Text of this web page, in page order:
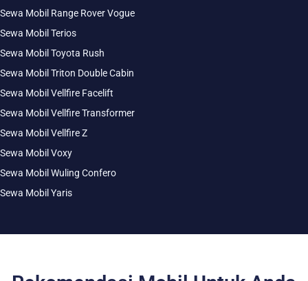
Sewa Mobil Range Rover Vogue
Sewa Mobil Terios
Sewa Mobil Toyota Rush
Sewa Mobil Triton Double Cabin
Sewa Mobil Vellfire Facelift
Sewa Mobil Vellfire Transformer
Sewa Mobil Vellfire Z
Sewa Mobil Voxy
Sewa Mobil Wuling Confero
Sewa Mobil Yaris